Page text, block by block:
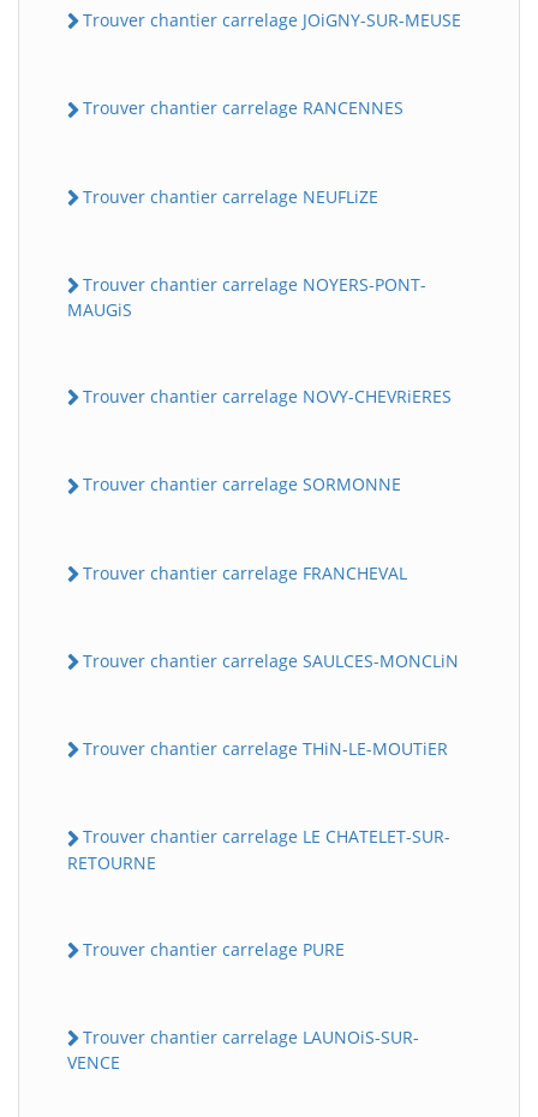
Trouver chantier carrelage JOiGNY-SUR-MEUSE
Trouver chantier carrelage RANCENNES
Trouver chantier carrelage NEUFLiZE
Trouver chantier carrelage NOYERS-PONT-
MAUGiS
Trouver chantier carrelage NOVY-CHEVRiERES
Trouver chantier carrelage SORMONNE
Trouver chantier carrelage FRANCHEVAL
Trouver chantier carrelage SAULCES-MONCLiN
Trouver chantier carrelage THiN-LE-MOUTiER
Trouver chantier carrelage LE CHATELET-SUR-
RETOURNE
Trouver chantier carrelage PURE
Trouver chantier carrelage LAUNOiS-SUR-
VENCE